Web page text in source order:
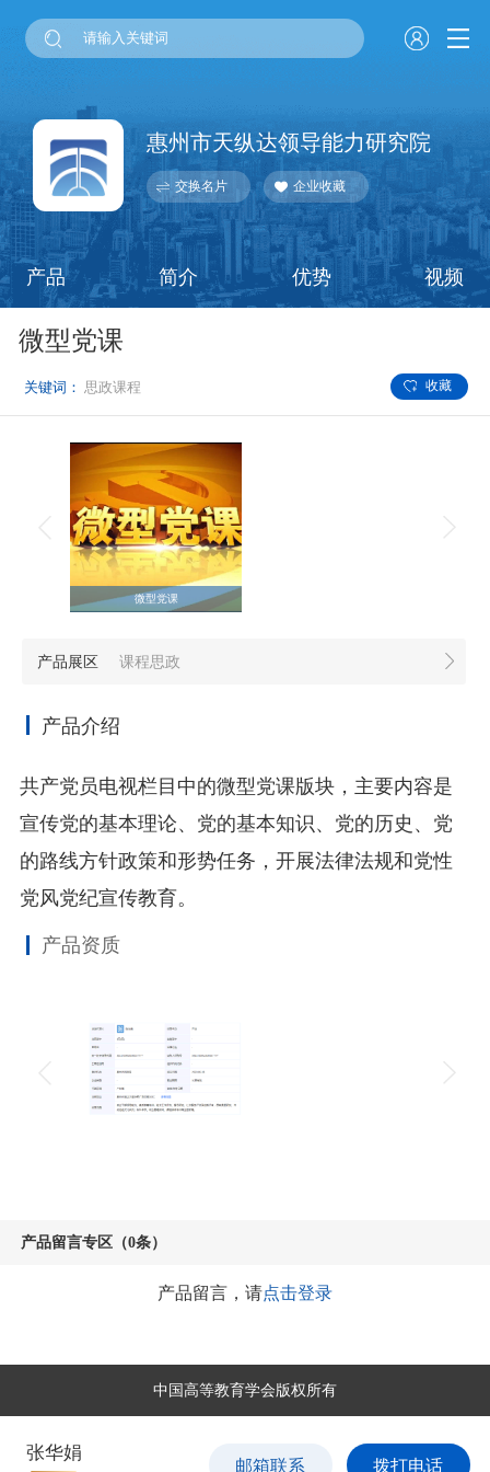
惠州市天纵达领导能力研究院
交换名片 企业收藏
产品 简介 优势 视频
微型党课
关键词： 思政课程 收藏
微型党课
产品展区 课程思政
产品介绍
共产党员电视栏目中的微型党课版块，主要内容是
宣传党的基本理论、党的基本知识、党的历史、党
的路线方针政策和形势任务，开展法律法规和党性
党风党纪宣传教育。
产品资质
产品留言专区（0条）
产品留言，请点击登录
张华娟
邮箱联系 拨打电话
中国高等教育学会版权所有